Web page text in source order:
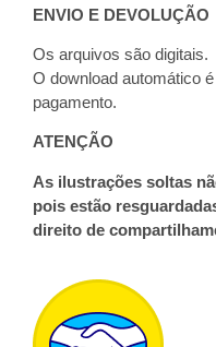
ENVIO E DEVOLUÇÃO
Os arquivos são digitais.
O download automático
pagamento.
ATENÇÃO
As ilustrações soltas
pois estão
direito de